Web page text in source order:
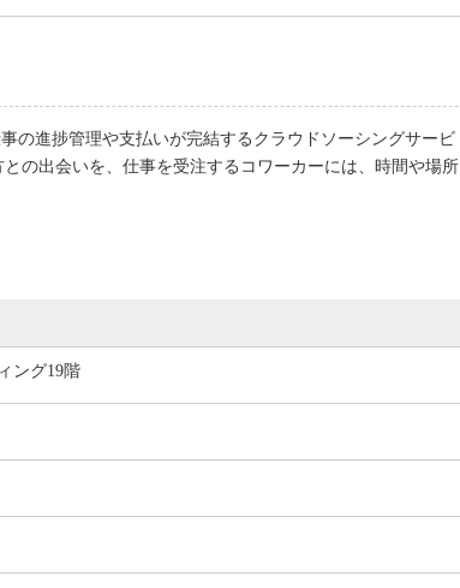
の進捗管理や支払いが完結するクラウドソーシングサービ
の出会いを、仕事を受注するコワーカーには、時間や場所
ング19階